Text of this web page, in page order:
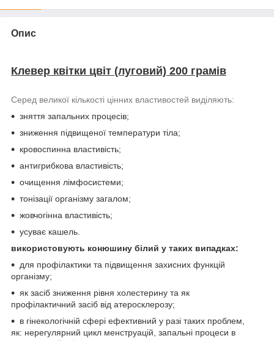
Опис
Клевер квітки цвіт (луговий) 200 грамів
Серед великої кількості цінних властивостей виділяють:
зняття запальних процесів;
зниження підвищеної температури тіла;
кровоспинна властивість;
антигрибкова властивість;
очищення лімфосистеми;
тонізації організму загалом;
жовчогінна властивість;
усуває кашель.
використовують конюшину білий у таких випадках:
для профілактики та підвищення захисних функцій
організму;
як засіб зниження рівня холестерину та як
профілактичний засіб від атеросклерозу;
в гінекологічній сфері ефективний у разі таких проблем,
як: нерегулярний цикл менструацій, запальні процеси в